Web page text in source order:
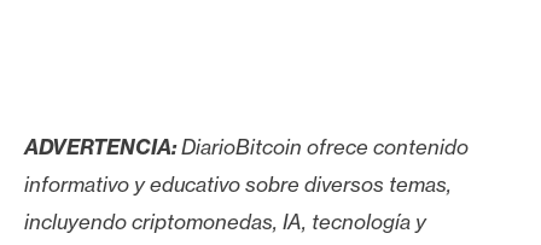
ADVERTENCIA:DiarioBitcoin ofrece contenido
informativo y educativo sobre diversos temas,
incluyendo criptomonedas, IA, tecnología y